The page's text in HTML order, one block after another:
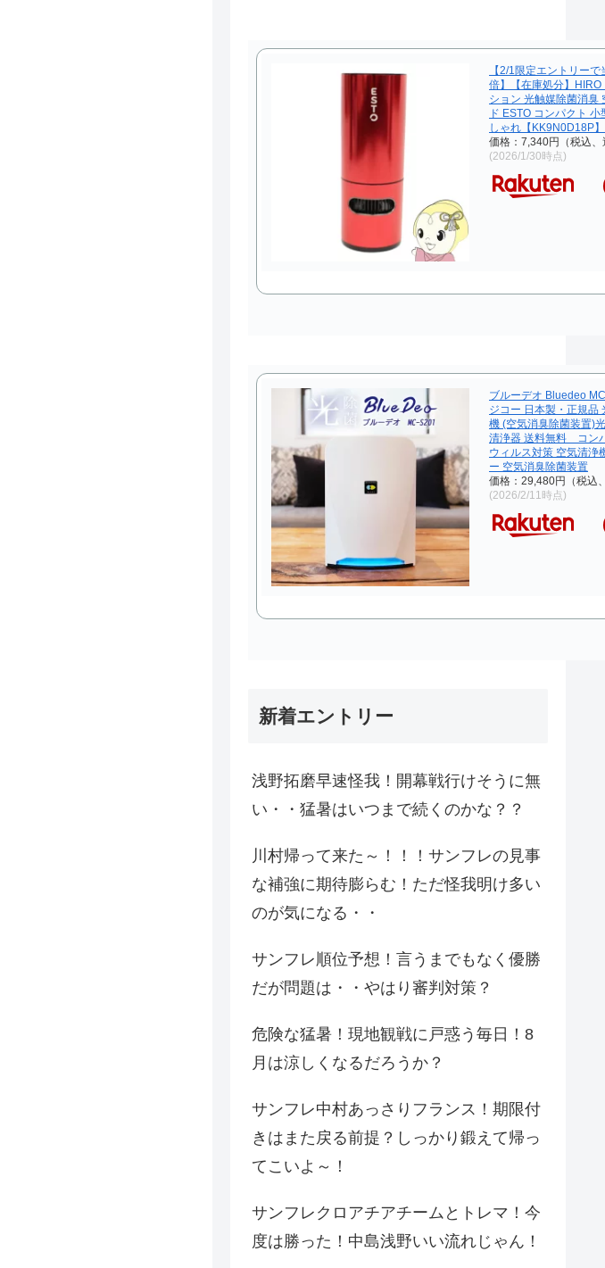
【2/1限定エントリー
倍】【在庫処分】HIRO
ション 光触媒除菌消臭
ド ESTO コンパクト
しゃれ【KK9N0D18P】
価格：7,340円（税込、
(2026/1/30時点)
ブルーデオ Bluedeo
ジコー 日本製・正規品
機 (空気消臭除菌装置)
清浄器 送料無料 コン
ウィルス対策 空気清浄
ー 空気消臭除菌装置
価格：29,480円（税込
(2026/2/11時点)
新着エントリー
浅野拓磨早速怪我！開幕戦行けそうに無
い・・猛暑はいつまで続くのかな？？
川村帰って来た～！！！サンフレの見事
な補強に期待膨らむ！ただ怪我明け多い
のが気になる・・
サンフレ順位予想！言うまでもなく優勝
だが問題は・・やはり審判対策？
危険な猛暑！現地観戦に戸惑う毎日！8
月は涼しくなるだろうか？
サンフレ中村あっさりフランス！期限付
きはまた戻る前提？しっかり鍛えて帰っ
てこいよ～！
サンフレクロアチアチームとトレマ！今
度は勝った！中島浅野いい流れじゃん！